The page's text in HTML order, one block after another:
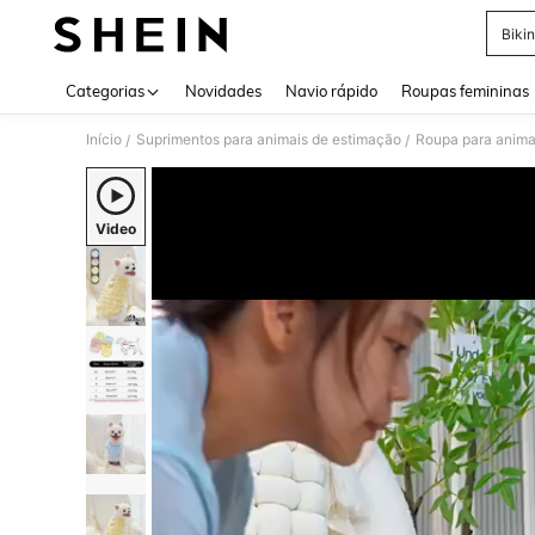
Categorias Novidades Navio rápido Roupas femininas
Início / Suprimentos para animais de estimação / Roupa para
Video